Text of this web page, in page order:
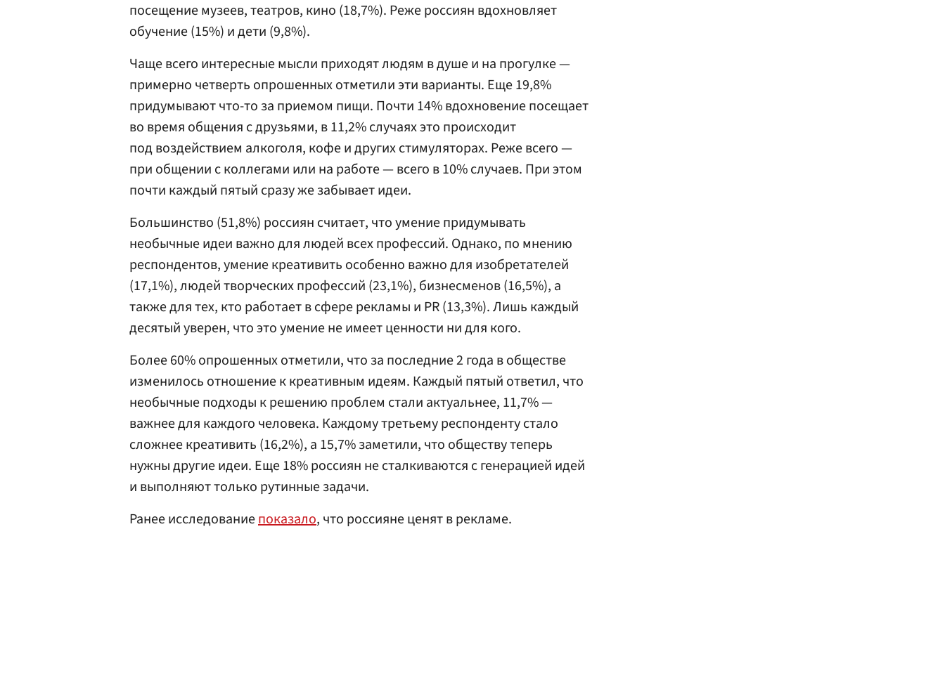
посещение музеев, театров, кино (18,7%). Реже россиян вдохновляет
обучение (15%) и дети (9,8%).
Чаще всего интересные мысли приходят людям в душе и на прогулке —
примерно четверть опрошенных отметили эти варианты. Еще 19,8%
придумывают что-то за приемом пищи. Почти 14% вдохновение посещает
во время общения с друзьями, в 11,2% случаях это происходит
под воздействием алкоголя, кофе и других стимуляторах. Реже всего —
при общении с коллегами или на работе — всего в 10% случаев. При этом
почти каждый пятый сразу же забывает идеи.
Большинство (51,8%) россиян считает, что умение придумывать
необычные идеи важно для людей всех профессий. Однако, по мнению
респондентов, умение креативить особенно важно для изобретателей
(17,1%), людей творческих профессий (23,1%), бизнесменов (16,5%), а
также для тех, кто работает в сфере рекламы и PR (13,3%). Лишь каждый
десятый уверен, что это умение не имеет ценности ни для кого.
Более 60% опрошенных отметили, что за последние 2 года в обществе
изменилось отношение к креативным идеям. Каждый пятый ответил, что
необычные подходы к решению проблем стали актуальнее, 11,7% —
важнее для каждого человека. Каждому третьему респонденту стало
сложнее креативить (16,2%), а 15,7% заметили, что обществу теперь
нужны другие идеи. Еще 18% россиян не сталкиваются с генерацией идей
и выполняют только рутинные задачи.
Ранее исследованиепоказало, что россияне ценят в рекламе.